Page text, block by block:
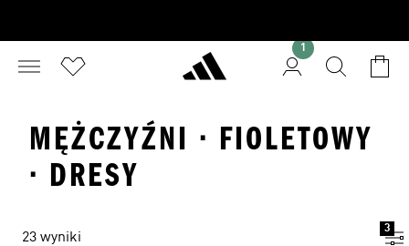
MĘŻCZYŹNI · FIOLETOWY
· DRESY
23 wyniki
3